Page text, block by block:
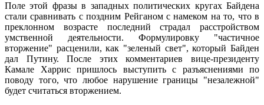
Поле этой фразы в западных политических кругах Байдена
стали сравнивать с поздним Рейганом с намеком на то, что в
преклонном возрасте последний страдал расстройством
умственной деятельности. Формулировку "частичное
вторжение" расценили, как "зеленый свет", который Байден
дал Путину. После этих комментариев вице-президенту
Камале Харрис пришлось выступить с разъяснениями по
поводу того, что любое нарушение границы "незалежной"
будет считаться вторжением.